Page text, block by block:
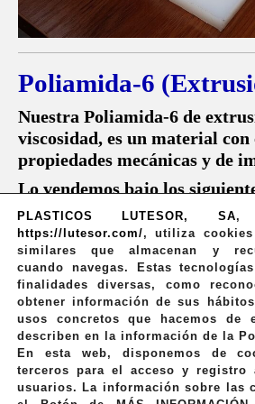
Poliamida-6
Nuestra Poliamida-6 de
viscosidad, es un material con
propiedades mecánicas y de
Lo vendemos bajo los
Barra redonda de ø8 a ø200 mm.
Placa de 3 a 60 mm.
Barra perforada de ø40 a ø300
Otros formatos
PLASTICOS LUTESOR, SA
https://lutesor.com/, utiliza
similares que almacenan y
cuando navegas. Estas
finalidades diversas, como
obtener información de sus
usos concretos que hacemos de
describen en la información de la
En esta web, disponemos de
terceros para el acceso y
usuarios. La información sobre las